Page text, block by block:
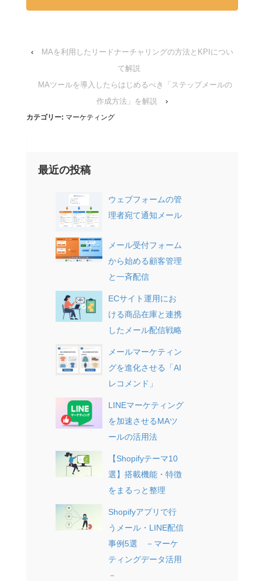
‹
MAを利用したリードナーチャリングの方法とKPIについ
て解説
MAツールを導入したらはじめるべき「ステップメールの
作成方法」を解説
›
カテゴリー: マーケティング
最近の投稿
ウェブフォームの管
理者宛て通知メール
メール受付フォーム
から始める顧客管理
と一斉配信
ECサイト運用にお
ける商品在庫と連携
したメール配信戦略
メールマーケティン
グを進化させる「AI
レコメンド」
LINEマーケティング
を加速させるMAツ
ールの活用法
【Shopifyテーマ10
選】搭載機能・特徴
をまるっと整理
Shopifyアプリで行
うメール・LINE配信
事例5選 －マーケ
ティングデータ活用
－